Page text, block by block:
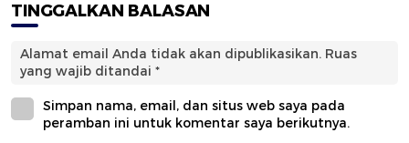
TINGGALKAN BALASAN
Alamat email Anda tidak akan dipublikasikan. Ruas
yang wajib ditandai *
Simpan nama, email, dan situs web saya pada
peramban ini untuk komentar saya berikutnya.